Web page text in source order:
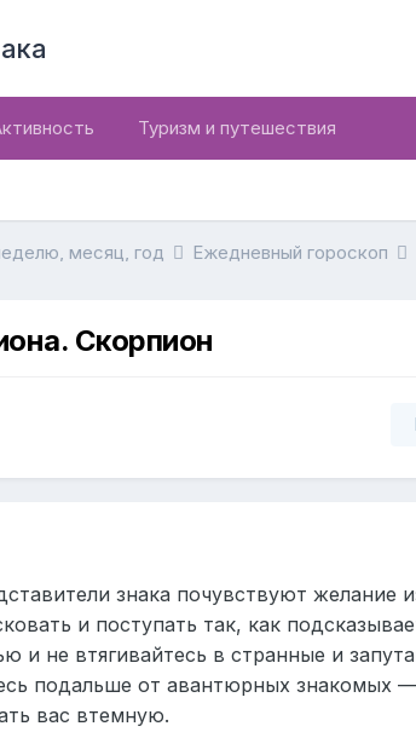
Туризм и путешествия
месяц, год Ежедневный гороскоп
Скорпион
знака почувствуют желание
и поступать так, как
и не втягивайтесь в странные и
подальше от авантюрных знакомых
вас втемную.